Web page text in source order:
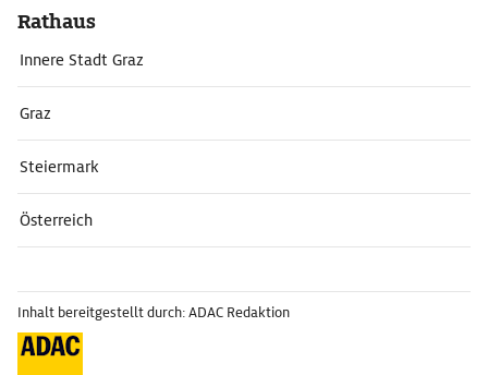
Rathaus
Innere Stadt Graz
Graz
Steiermark
Österreich
Inhalt bereitgestellt durch: ADAC Redaktion